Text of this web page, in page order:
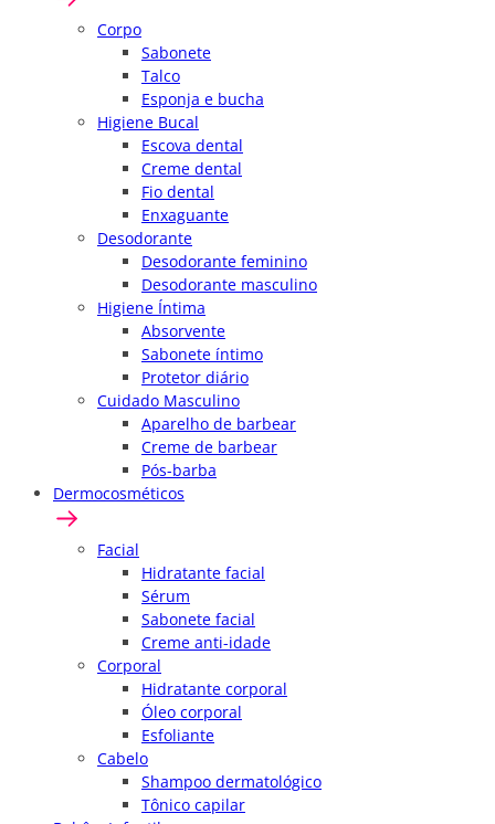
Corpo
Sabonete
Talco
Esponja e bucha
Higiene Bucal
Escova dental
Creme dental
Fio dental
Enxaguante
Desodorante
Desodorante feminino
Desodorante masculino
Higiene Íntima
Absorvente
Sabonete íntimo
Protetor diário
Cuidado Masculino
Aparelho de barbear
Creme de barbear
Pós-barba
Dermocosméticos
Facial
Hidratante facial
Sérum
Sabonete facial
Creme anti-idade
Corporal
Hidratante corporal
Óleo corporal
Esfoliante
Cabelo
Shampoo dermatológico
Tônico capilar